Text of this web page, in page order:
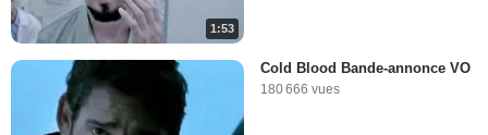
1:53
Cold Blood Bande-annonce VO
180 666 vues